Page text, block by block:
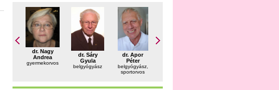
dr. Nagy
Andrea
gyermekorvos
dr. Sáry
Gyula
belgyógyász
dr. Apor
Péter
belgyógyász,
sportorvos